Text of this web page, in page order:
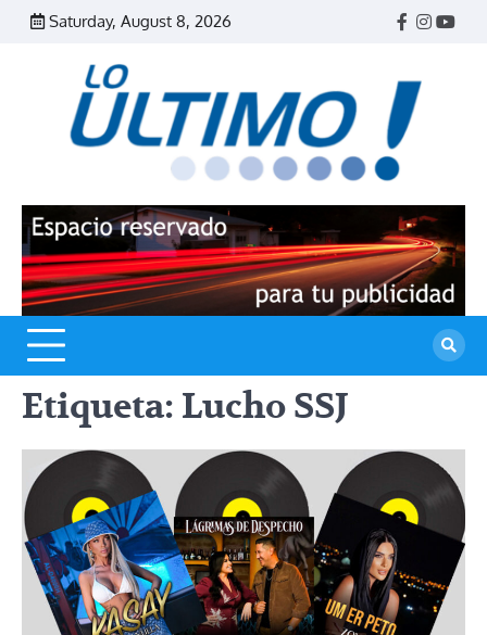
Skip
Saturday, August 8, 2026
Facebook
Etiqueta: Lucho SSJ